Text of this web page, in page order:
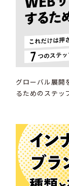
グローバル展開
るためのステッ